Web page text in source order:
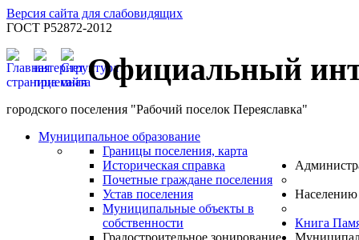
Версия сайта для слабовидящих
ГОСТ Р52872-2012
Официальный
городского поселения "Рабочий поселок Переяславка"
Муниципальное образование
Границы поселения, карта
Историческая справка
Почетные граждане поселения
Устав поселения
Муниципальные объекты в
собственности
Населению
Книга